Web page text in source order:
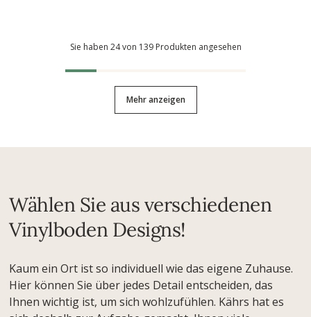
Sie haben 24 von 139 Produkten angesehen
Mehr anzeigen
Wählen Sie aus verschiedenen
Vinylboden Designs!
Kaum ein Ort ist so individuell wie das eigene Zuhause.
Hier können Sie über jedes Detail entscheiden, das
Ihnen wichtig ist, um sich wohlzufühlen. Kährs hat es